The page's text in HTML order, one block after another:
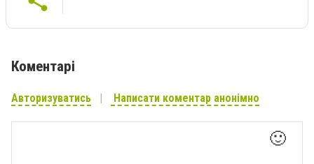
Коментарі
Авторизуватись Написати коментар анонімно
🙂